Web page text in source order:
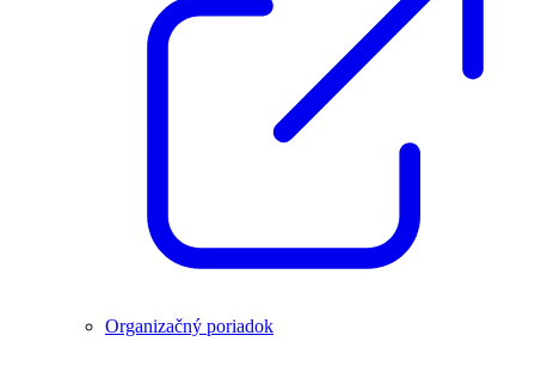
Organizačný poriadok